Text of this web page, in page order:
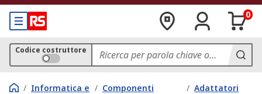
0
Codice costruttore
/ Informatica e / Componenti
/ Adattatori